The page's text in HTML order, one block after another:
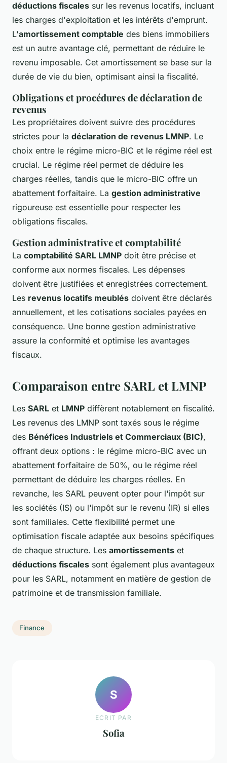
déductions fiscales sur les revenus locatifs, incluant
les charges d'exploitation et les intérêts d'emprunt.
L'amortissement comptable des biens immobiliers
est un autre avantage clé, permettant de réduire le
revenu imposable. Cet amortissement se base sur la
durée de vie du bien, optimisant ainsi la fiscalité.
Obligations et procédures de déclaration de
revenus
Les propriétaires doivent suivre des procédures
strictes pour la déclaration de revenus LMNP. Le
choix entre le régime micro-BIC et le régime réel est
crucial. Le régime réel permet de déduire les
charges réelles, tandis que le micro-BIC offre un
abattement forfaitaire. La gestion administrative
rigoureuse est essentielle pour respecter les
obligations fiscales.
Gestion administrative et comptabilité
La comptabilité SARL LMNP doit être précise et
conforme aux normes fiscales. Les dépenses
doivent être justifiées et enregistrées correctement.
Les revenus locatifs meublés doivent être déclarés
annuellement, et les cotisations sociales payées en
conséquence. Une bonne gestion administrative
assure la conformité et optimise les avantages
fiscaux.
Comparaison entre SARL et LMNP
Les SARL et LMNP diffèrent notablement en fiscalité.
Les revenus des LMNP sont taxés sous le régime
des Bénéfices Industriels et Commerciaux (BIC),
offrant deux options : le régime micro-BIC avec un
abattement forfaitaire de 50%, ou le régime réel
permettant de déduire les charges réelles. En
revanche, les SARL peuvent opter pour l'impôt sur
les sociétés (IS) ou l'impôt sur le revenu (IR) si elles
sont familiales. Cette flexibilité permet une
optimisation fiscale adaptée aux besoins spécifiques
de chaque structure. Les amortissements et
déductions fiscales sont également plus avantageux
pour les SARL, notamment en matière de gestion de
patrimoine et de transmission familiale.
Finance
S
ECRIT PAR
Sofia